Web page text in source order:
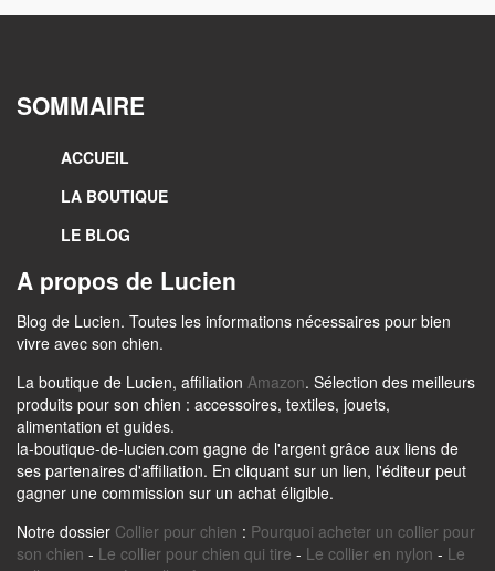
SOMMAIRE
ACCUEIL
LA BOUTIQUE
LE BLOG
A propos de Lucien
Blog de Lucien. Toutes les informations nécessaires pour bien
vivre avec son chien.
La boutique de Lucien, affiliation Amazon. Sélection des meilleurs
produits pour son chien : accessoires, textiles, jouets,
alimentation et guides.
la-boutique-de-lucien.com gagne de l'argent grâce aux liens de
ses partenaires d'affiliation. En cliquant sur un lien, l'éditeur peut
gagner une commission sur un achat éligible.
Notre dossier Collier pour chien : Pourquoi acheter un collier pour
son chien - Le collier pour chien qui tire - Le collier en nylon - Le